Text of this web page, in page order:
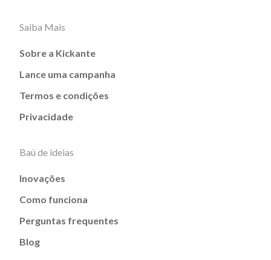
Saiba Mais
Sobre a Kickante
Lance uma campanha
Termos e condições
Privacidade
Baú de ideias
Inovações
Como funciona
Perguntas frequentes
Blog